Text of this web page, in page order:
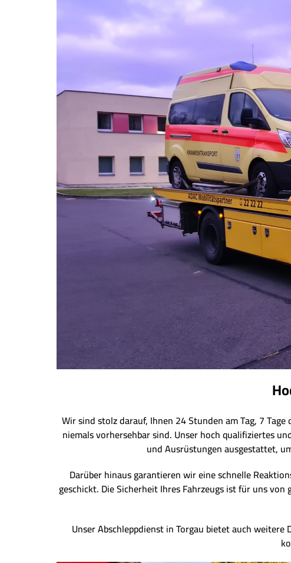
Wir sind stolz darauf, Ihnen 24 Stunden am Tag, 7
niemals vorhersehbar sind. Unser hoch qualifiziertes
und Ausrüstungen ausgestattet,
Darüber hinaus garantieren wir eine schnelle
geschickt. Die Sicherheit Ihres Fahrzeugs ist für uns
Unser Abschleppdienst in Torgau bietet auch